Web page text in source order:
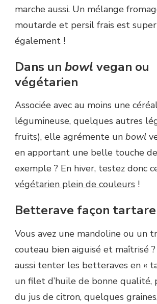
marche aussi. Un mélange
moutarde et persil frais est
également !
Dans un bowl vegan ou
végétarien
Associée avec au moins une
légumineuse, quelques autres
fruits), elle agrémente un bowl
en apportant une belle touche
exemple ? En hiver, testez donc
végétarien plein de couleurs !
Betterave façon tartare
Vous avez une mandoline ou un
couteau bien aiguisé et maîtrisé
aussi tenter les betteraves en «
un filet d’huile de bonne qualité,
du jus de citron, quelques